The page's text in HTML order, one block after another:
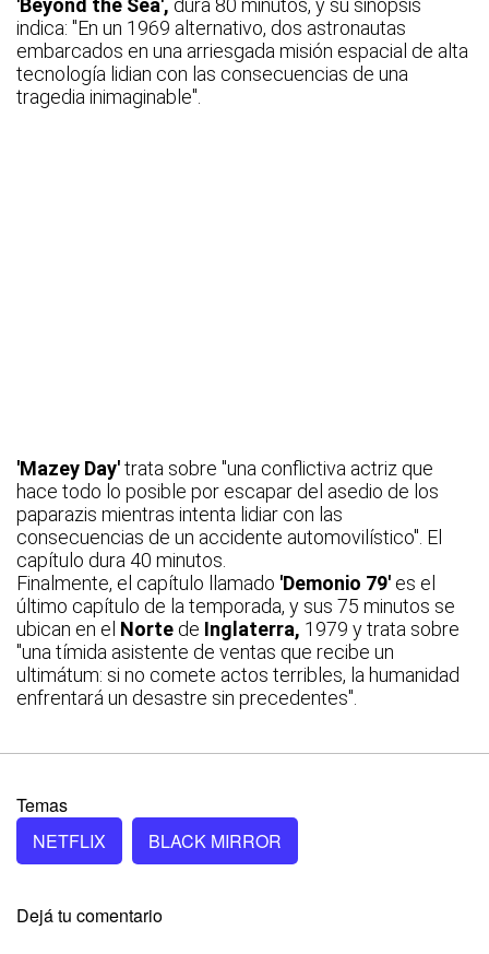
'Beyond the Sea', dura 80 minutos, y su sinopsis
indica: "En un 1969 alternativo, dos astronautas
embarcados en una arriesgada misión espacial de alta
tecnología lidian con las consecuencias de una
tragedia inimaginable".
'Mazey Day'trata sobre "una conflictiva actriz que
hace todo lo posible por escapar del asedio de los
paparazis mientras intenta lidiar con las
consecuencias de un accidente automovilístico". El
capítulo dura 40 minutos.
Finalmente, el capítulo llamado 'Demonio 79' es el
último capítulo de la temporada, y sus 75 minutos se
ubican en el Norte de Inglaterra, 1979 y trata sobre
"una tímida asistente de ventas que recibe un
ultimátum: si no comete actos terribles, la humanidad
enfrentará un desastre sin precedentes".
Temas
NETFLIX
BLACK MIRROR
Dejá tu comentario